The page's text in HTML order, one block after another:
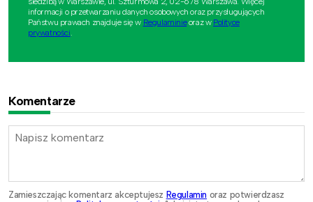
informacji o przetwarzaniu danych osobowych oraz przysługujących
Państwu prawach znajduje się w Regulaminieoraz w Polityce
prywatności.
Komentarze
Zamieszczając komentarz akceptujesz Regulamin oraz potwierdzasz